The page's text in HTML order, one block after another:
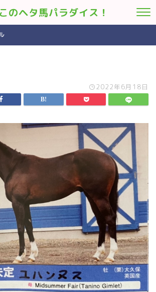
のヘタ馬パラダイス！
2022年6月18日